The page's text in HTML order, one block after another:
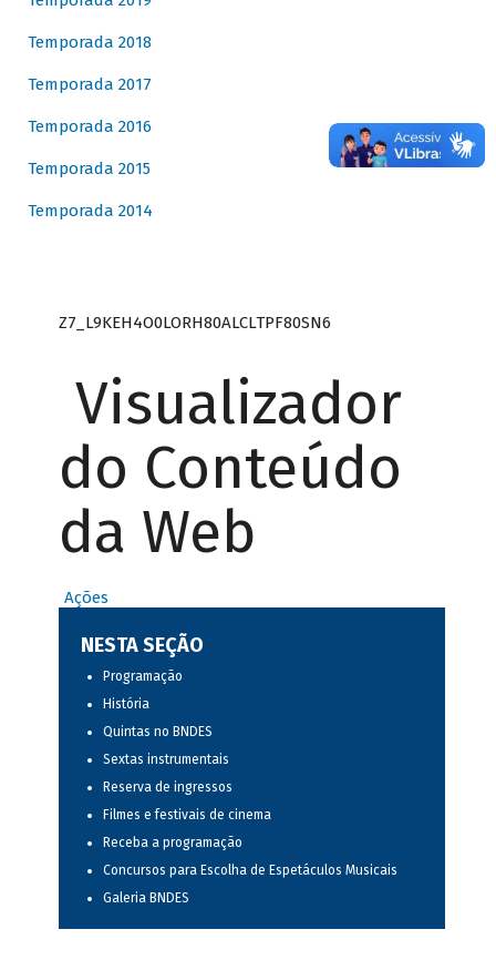
Temporada 2018
Temporada 2017
Temporada 2016
Temporada 2015
Temporada 2014
Z7_L9KEH4O0LORH80ALCLTPF80SN6
Visualizador
do Conteúdo
da Web
Ações
NESTA SEÇÃO
Programação
História
Quintas no BNDES
Sextas instrumentais
Reserva de ingressos
Filmes e festivais de cinema
Receba a programação
Concursos para Escolha de Espetáculos Musicais
Galeria BNDES